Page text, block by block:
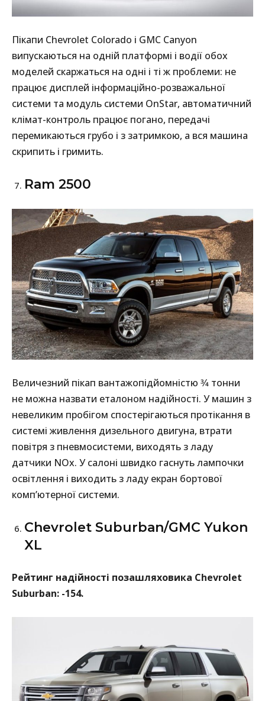
Пікапи Chevrolet Colorado і GMC Canyon
випускаються на одній платформі і водії обох
моделей скаржаться на одні і ті ж проблеми: не
працює дисплей інформаційно-розважальної
системи та модуль системи OnStar, автоматичний
клімат-контроль працює погано, передачі
перемикаються грубо і з затримкою, а вся машина
скрипить і гримить.
Ram 2500
Величезний пікап вантажопідйомністю 3⁄4 тонни
не можна назвати еталоном надійності. У машин з
невеликим пробігом спостерігаються протікання в
системі живлення дизельного двигуна, втрати
повітря з пневмосистеми, виходять з ладу
датчики NOx. У салоні швидко гаснуть лампочки
освітлення і виходить з ладу екран бортової
комп’ютерної системи.
Chevrolet Suburban/GMC Yukon
XL
Рейтинг надійності позашляховика Chevrolet
Suburban: -154.